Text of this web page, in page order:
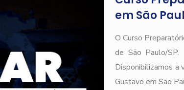
em São
O Curso
de São Paulo/SP.
Disponibilizamos a
Gustavo em São